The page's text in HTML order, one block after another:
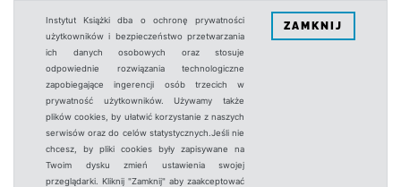
Instytut Książki dba o ochronę prywatności
użytkowników i bezpieczeństwo przetwarzania
ich danych osobowych oraz stosuje
odpowiednie rozwiązania technologiczne
zapobiegające ingerencji osób trzecich w
prywatność użytkowników. Używamy także
plików cookies, by ułatwić korzystanie z naszych
serwisów oraz do celów statystycznych.Jeśli nie
chcesz, by pliki cookies były zapisywane na
Twoim dysku zmień ustawienia swojej
przeglądarki. Kliknij "Zamknij" aby zaakceptować
ZAMKNIJ